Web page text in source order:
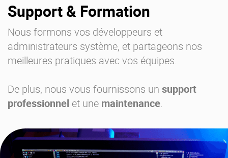
Support & Formation
Nous formons vos développeurs et
administrateurs système, et partageons nos
meilleures pratiques avec vos équipes.
De plus, nous vous fournissons un support
professionnel et une maintenance.